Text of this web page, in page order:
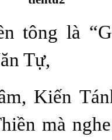
tông là
Tự,
Kiến
mà